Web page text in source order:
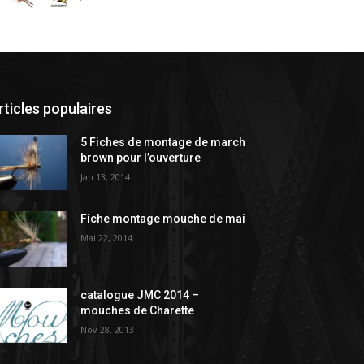
populaires
5 Fiches de montage de march
brown pour l’ouverture
Jan 13, 2014
Fiche montage mouche de mai
Mai 22, 2014
catalogue JMC 2014 –
mouches de Charette
Nov 28, 2013